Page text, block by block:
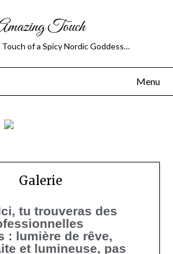
Touch
of a Spicy Nordic Goddess…
Menu
Galerie
tu trouveras des
: lumière de rêve,
et lumineuse, pas